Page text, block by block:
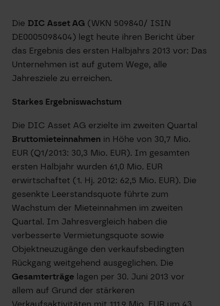
Die DIC Asset AG (WKN 509840/ ISIN
DE0005098404) legt heute ihren Bericht über
das Ergebnis des ersten Halbjahrs 2013 vor: Das
Unternehmen ist auf gutem Wege, alle
Jahresziele zu erreichen.
Starkes Ergebniswachstum
Die DIC Asset AG erzielte im zweiten Quartal
Bruttomieteinnahmen in Höhe von 30,7 Mio.
EUR (Q1/2013: 30,3 Mio. EUR). Im gesamten
ersten Halbjahr wurden 61,0 Mio. EUR
erwirtschaftet (1. Hj. 2012: 62,5 Mio. EUR). Die
gesenkte Leerstandsquote führte zum
Wachstum der Mieteinnahmen im zweiten
Quartal. Im Jahresvergleich haben die
verbesserte Vermietungsquote sowie
Objektneuzugänge den verkaufsbedingten
Rückgang weitgehend ausgeglichen. Die
Gesamterträge lagen per 30. Juni 2013 vor
allem auf Grund der stärkeren
Verkaufsaktivitäten mit 111,9 Mio. EUR um 43